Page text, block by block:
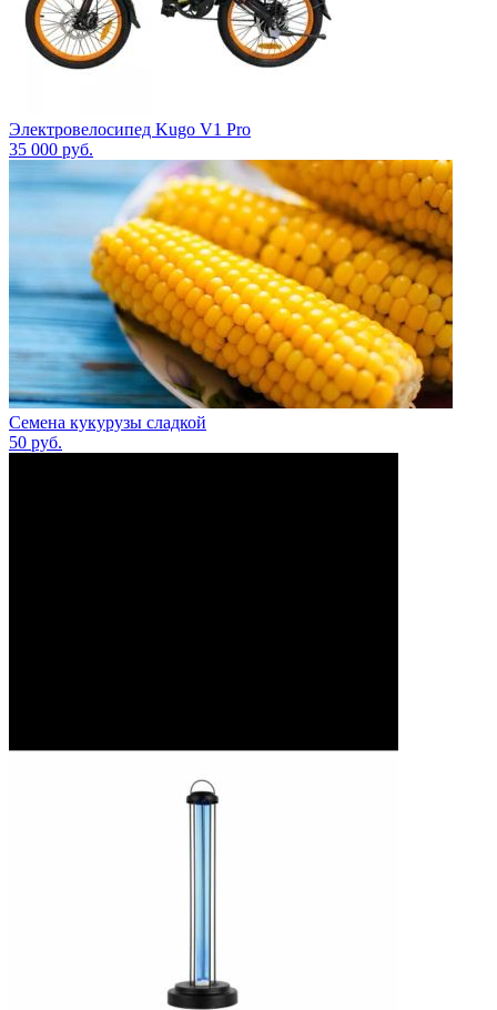
Электровелосипед Kugo V1 Pro
35 000 руб.
Семена кукурузы сладкой
50 руб.